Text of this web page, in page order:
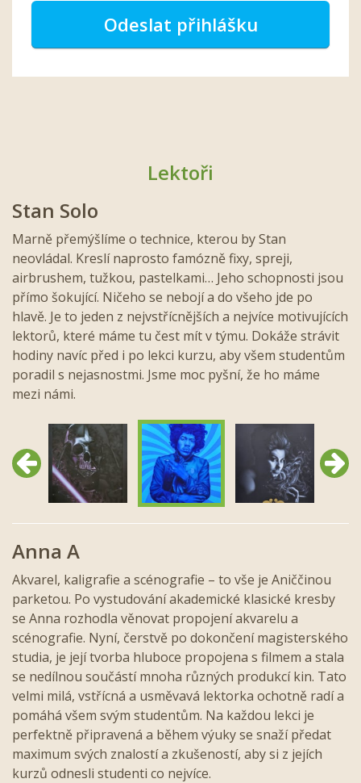
Odeslat přihlášku
Lektoři
Stan Solo
Marně přemýšlíme o technice, kterou by Stan
neovládal. Kreslí naprosto famózně fixy, spreji,
airbrushem, tužkou, pastelkami… Jeho schopnosti jsou
přímo šokující. Ničeho se nebojí a do všeho jde po
hlavě. Je to jeden z nejvstřícnějších a nejvíce motivujících
lektorů, které máme tu čest mít v týmu. Dokáže strávit
hodiny navíc před i po lekci kurzu, aby všem studentům
poradil s nejasnostmi. Jsme moc pyšní, že ho máme
mezi námi.
Předchozí Další
Anna A
Akvarel, kaligrafie a scénografie – to vše je Aniččinou
parketou. Po vystudování akademické klasické kresby
se Anna rozhodla věnovat propojení akvarelu a
scénografie. Nyní, čerstvě po dokončení magisterského
studia, je její tvorba hluboce propojena s filmem a stala
se nedílnou součástí mnoha různých produkcí kin. Tato
velmi milá, vstřícná a usměvavá lektorka ochotně radí a
pomáhá všem svým studentům. Na každou lekci je
perfektně připravená a během výuky se snaží předat
maximum svých znalostí a zkušeností, aby si z jejích
kurzů odnesli studenti co nejvíce.